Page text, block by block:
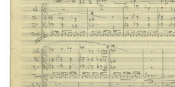
[Φάκελος] GR-As-MTH-
[Φάκελος] GR-As-MTH-
[Φάκελος] GR-As-MTH-
[Φάκελος] GR-As-MTH-
[Φάκελος] GR-As-MTH-
[Φάκελος] GR-As-MTH-